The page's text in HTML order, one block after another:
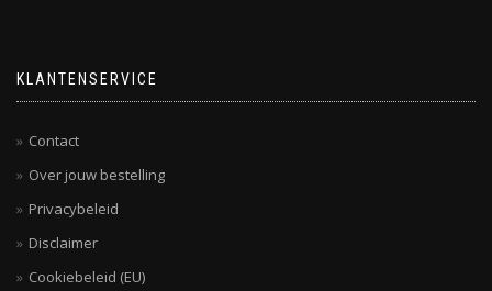
KLANTENSERVICE
Contact
Over jouw bestelling
Privacybeleid
Disclaimer
Cookiebeleid (EU)